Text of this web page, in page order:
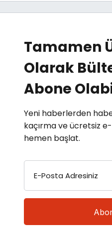
Tamamen
Olarak
Abone
Yeni haberlerden
kaçırma ve ücretsiz
hemen başlat.
E-Posta Adresiniz